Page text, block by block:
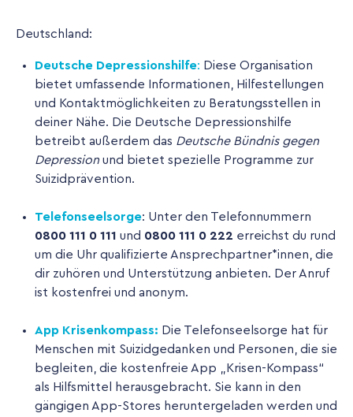
Deutschland:
Deutsche Depressionshilfe: Diese Organisation
bietet umfassende Informationen, Hilfestellungen
und Kontaktmöglichkeiten zu Beratungsstellen in
deiner Nähe. Die Deutsche Depressionshilfe
betreibt außerdem das Deutsche Bündnis gegen
Depression und bietet spezielle Programme zur
Suizidprävention.
Telefonseelsorge: Unter den Telefonnummern
0800 111 0 111 und 0800 111 0 222 erreichst du rund
um die Uhr qualifizierte Ansprechpartner*innen, die
dir zuhören und Unterstützung anbieten. Der Anruf
ist kostenfrei und anonym.
App Krisenkompass: Die Telefonseelsorge hat für
Menschen mit Suizidgedanken und Personen, die sie
begleiten, die kostenfreie App „Krisen-Kompass“
als Hilfsmittel herausgebracht. Sie kann in den
gängigen App-Stores heruntergeladen werden und